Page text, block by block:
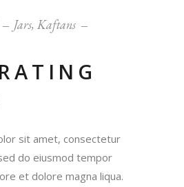
Jars, Kaftans
sit amet, consectetur
do eiusmod tempor
et dolore magna liqua.